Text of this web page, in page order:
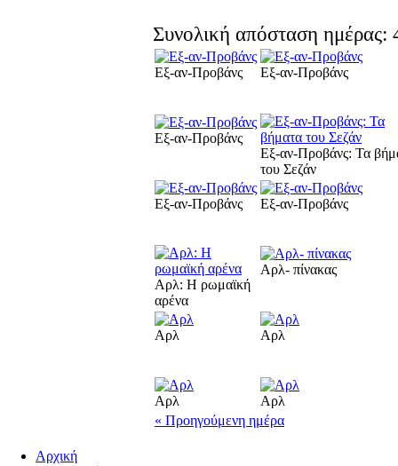
Συνολική απόσταση
Εξ-αν-Προβάνς Εξ-αν-Προβάνς
Εξ-αν-Προβάνς
Εξ-αν-Προβάνς: Τα
του Σεζάν
Εξ-αν-Προβάνς Εξ-αν-Προβάνς
Αρλ: Η ρωμαϊκή
αρένα
Αρλ- πίνακας
Αρλ Αρλ
Αρλ
Αρλ
« Προηγούμενη ημέρα
Αρχική